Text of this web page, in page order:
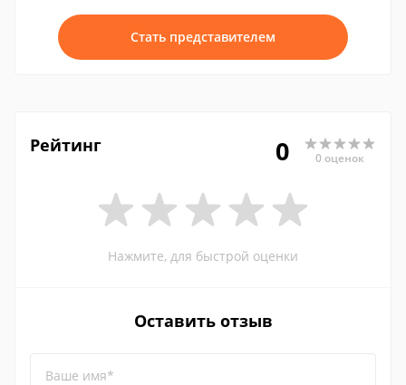
Стать представителем
Рейтинг 0 0 оценок
Нажмите, для быстрой оценки
Оставить отзыв
Ваше имя*